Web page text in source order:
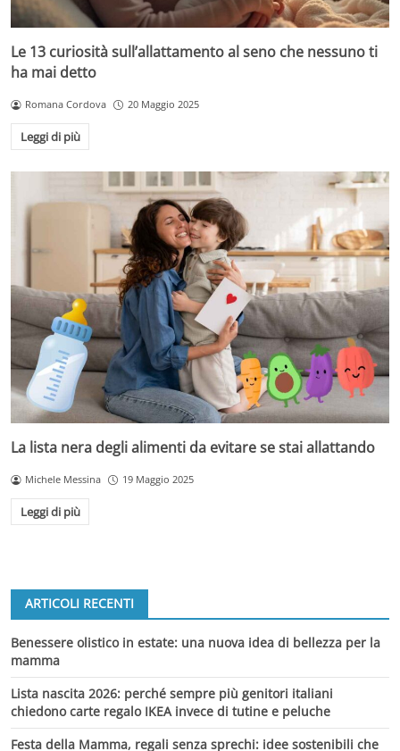
Le 13 curiosità sull’allattamento al seno che nessuno ti
ha mai detto
Romana Cordova 20 Maggio 2025
Leggi di più
La lista nera degli alimenti da evitare se stai allattando
Michele Messina 19 Maggio 2025
Leggi di più
ARTICOLI RECENTI
Benessere olistico in estate: una nuova idea di bellezza per la
mamma
Lista nascita 2026: perché sempre più genitori italiani
chiedono carte regalo IKEA invece di tutine e peluche
Festa della Mamma, regali senza sprechi: idee sostenibili che